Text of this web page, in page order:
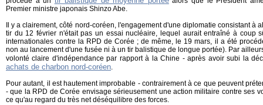
Premier ministre japonais Shinzo Abe.
Il y a clairement, côté nord-coréen, l'engagement d'une diplomatie consistant à
tir du 12 février n'était pas un essai nucléaire, lequel aurait entraîné à coup
internationales contre la RPD de Corée ; de même, le 19 mars, il a été
non au lancement d'une fusée ni à un tir balistique de longue portée). Par
volonté claire d'indépendance par rapport à la Chine - après avoir subi la
achats de charbon nord-coréen.
Pour autant, il est hautement improbable - contrairement à ce que peuvent
- que la RPD de Corée envisage sérieusement une action militaire contre ses
ce qu'au regard du très net déséquilibre des forces.